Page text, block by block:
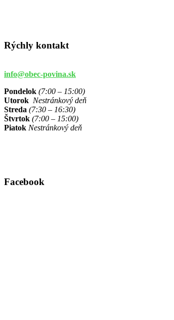
Rýchly kontakt
info@obec-povina.sk
Pondelok (7:00 – 15:00)
Utorok Nestránkový deň
Streda (7:30 – 16:30)
Štvrtok (7:00 – 15:00)
Piatok Nestránkový deň
Facebook